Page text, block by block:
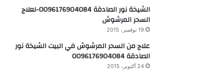
الشيخة نور الصادقة 0096176904084-لعلاج
السحر المرشوش
19 نوفمبر، 2015
علاج من السحر المرشوش في البيت الشيخة نور
الصادقة 0096176904084
24 أكتوبر، 2015